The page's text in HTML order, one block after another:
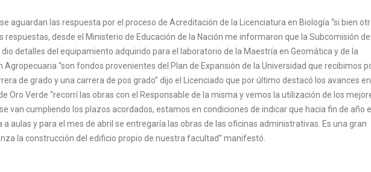
aguardan las respuesta por el proceso de Acreditación de la Licenciatura en Biología “si bien
respuestas, desde el Ministerio de Educación de la Nación me informaron que la Subcomisión de
dio detalles del equipamiento adquirido para el laboratorio de la Maestría en Geomática y de la
Agropecuaria “son fondos provenientes del Plan de Expansión de la Universidad que recibimos
de grado y una carrera de pos grado” dijo el Licenciado que por último destacó los avances
Oro Verde “recorrí las obras con el Responsable de la misma y vemos la utilización de los
van cumpliendo los plazos acordados, estamos en condiciones de indicar que hacia fin de año
aulas y para el mes de abril se entregaría las obras de las oficinas administrativas. Es una gran
la construcción del edificio propio de nuestra facultad” manifestó.